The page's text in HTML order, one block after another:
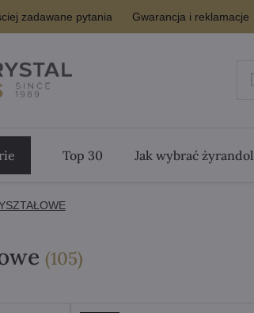
zadawane pytania Gwarancja i reklamacje
Top 30 Jak wybrać żyrandol
(105Pozycji
)